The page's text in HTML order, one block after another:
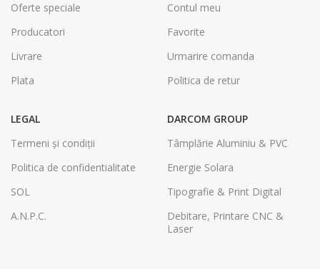
Oferte speciale
Producatori
Livrare
Plata
Contul meu
Favorite
Urmarire comanda
Politica de retur
LEGAL
Termeni și condiții
Politica de confidentialitate
SOL
A.N.P.C.
DARCOM GROUP
Tâmplărie Aluminiu & PVC
Energie Solara
Tipografie & Print Digital
Debitare, Printare CNC &
Laser